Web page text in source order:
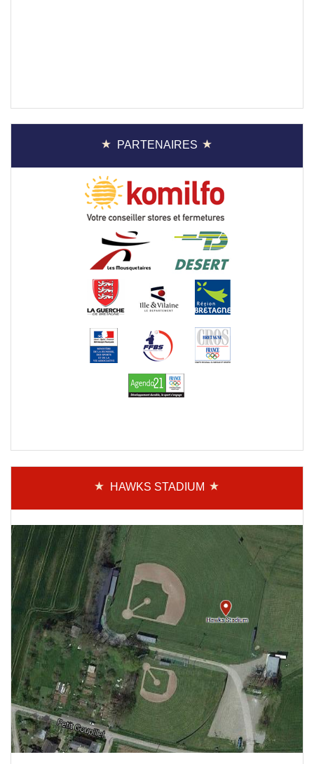
PARTENAIRES
HAWKS STADIUM